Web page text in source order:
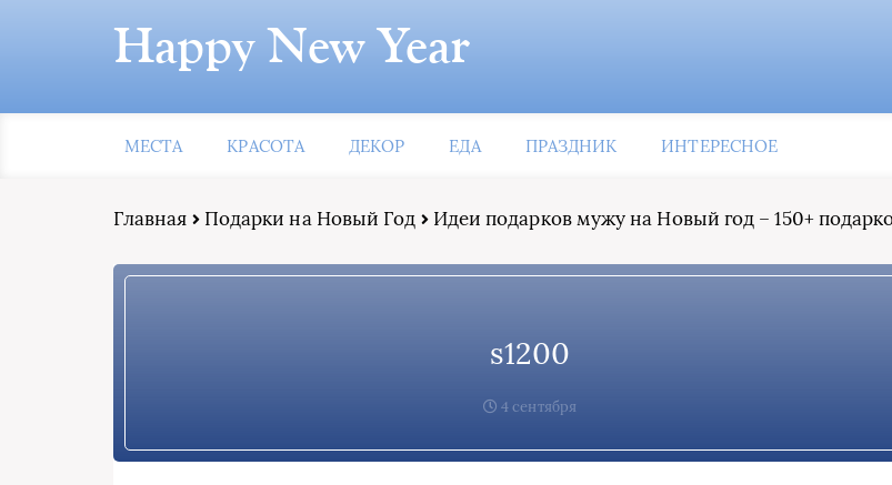
Happy New Year
МЕСТА КРАСОТА ДЕКОР ЕДА ПРАЗДНИК ИНТЕРЕСНОЕ
Главная Подарки на Новый Год Идеи подарков мужу на Новый год – 150+
s1200
4 сентября